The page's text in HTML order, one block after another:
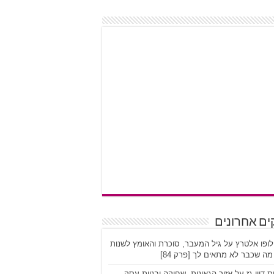
אחרונים
לופו אלטרץ על גיל המעבר, סוכרת והאומץ לשנות
שכבר לא מתאים לך [פרק 84]